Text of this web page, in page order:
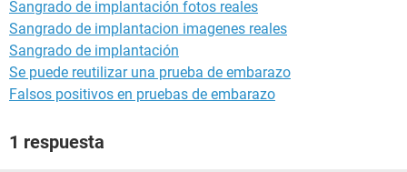
Sangrado de implantación fotos reales
Sangrado de implantacion imagenes reales
Sangrado de implantación
Se puede reutilizar una prueba de embarazo
Falsos positivos en pruebas de embarazo
1 respuesta